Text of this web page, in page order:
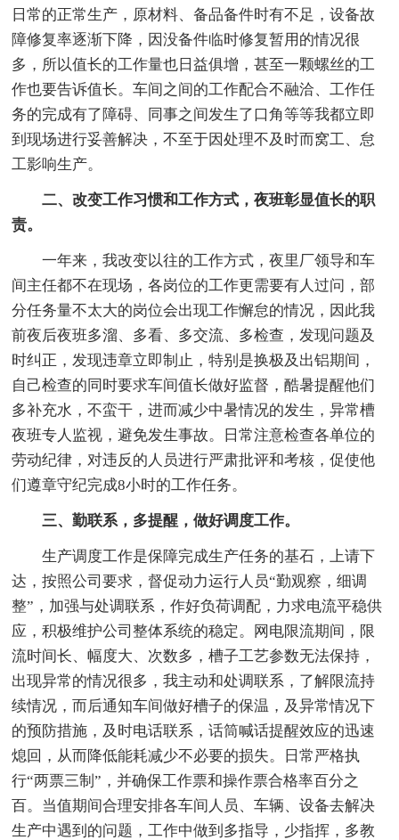
日常的正常生产，原材料、备品备件时有不足，设备故
障修复率逐渐下降，因没备件临时修复暂用的情况很
多，所以值长的工作量也日益俱增，甚至一颗螺丝的工
作也要告诉值长。车间之间的工作配合不融洽、工作任
务的完成有了障碍、同事之间发生了口角等等我都立即
到现场进行妥善解决，不至于因处理不及时而窝工、怠
工影响生产。
二、改变工作习惯和工作方式，夜班彰显值长的职
责。
一年来，我改变以往的工作方式，夜里厂领导和车
间主任都不在现场，各岗位的工作更需要有人过问，部
分任务量不太大的岗位会出现工作懈怠的情况，因此我
前夜后夜班多溜、多看、多交流、多检查，发现问题及
时纠正，发现违章立即制止，特别是换极及出铝期间，
自己检查的同时要求车间值长做好监督，酷暑提醒他们
多补充水，不蛮干，进而减少中暑情况的发生，异常槽
夜班专人监视，避免发生事故。日常注意检查各单位的
劳动纪律，对违反的人员进行严肃批评和考核，促使他
们遵章守纪完成8小时的工作任务。
三、勤联系，多提醒，做好调度工作。
生产调度工作是保障完成生产任务的基石，上请下
达，按照公司要求，督促动力运行人员“勤观察，细调
整”，加强与处调联系，作好负荷调配，力求电流平稳供
应，积极维护公司整体系统的稳定。网电限流期间，限
流时间长、幅度大、次数多，槽子工艺参数无法保持，
出现异常的情况很多，我主动和处调联系，了解限流持
续情况，而后通知车间做好槽子的保温，及异常情况下
的预防措施，及时电话联系，话筒喊话提醒效应的迅速
熄回，从而降低能耗减少不必要的损失。日常严格执
行“两票三制”，并确保工作票和操作票合格率百分之
百。当值期间合理安排各车间人员、车辆、设备去解决
生产中遇到的问题，工作中做到多指导，少指挥，多教